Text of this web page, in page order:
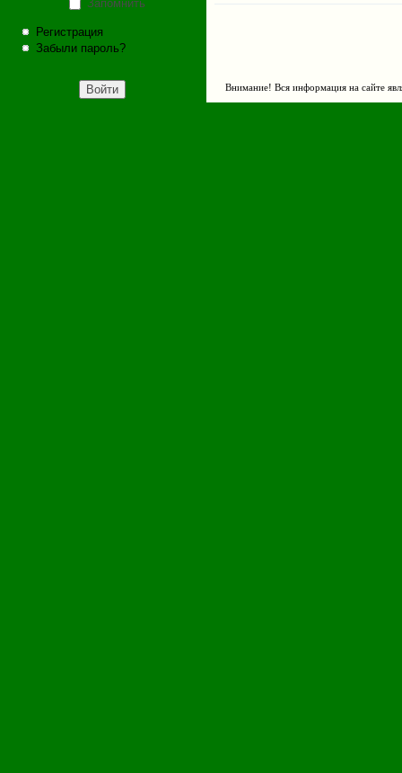
Запомнить
Регистрация
Забыли пароль?
Внимание! Вся информация на сайте